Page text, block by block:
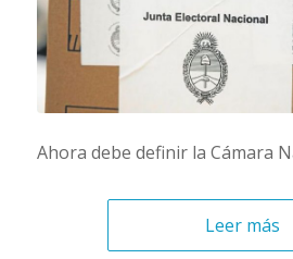
Ahora debe definir la Cámara
Leer más